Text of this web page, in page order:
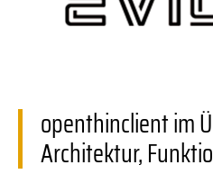
openthinclient im
Architektur,